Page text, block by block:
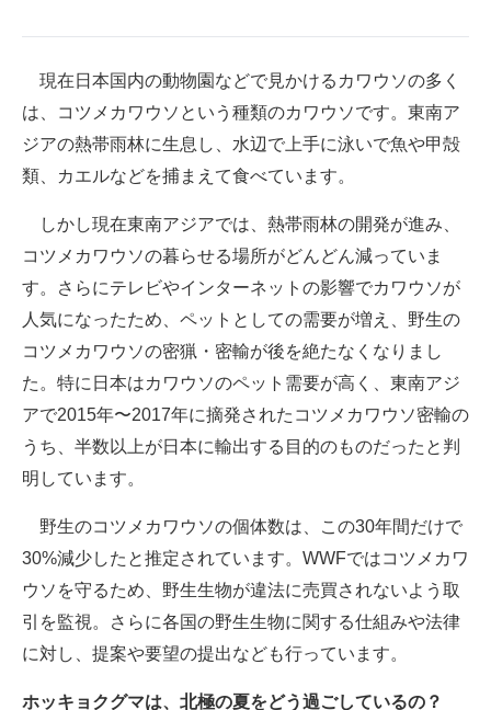
現在日本国内の動物園などで見かけるカワウソの多く
は、コツメカワウソという種類のカワウソです。東南ア
ジアの熱帯雨林に生息し、水辺で上手に泳いで魚や甲殻
類、カエルなどを捕まえて食べています。
しかし現在東南アジアでは、熱帯雨林の開発が進み、
コツメカワウソの暮らせる場所がどんどん減っていま
す。さらにテレビやインターネットの影響でカワウソが
人気になったため、ペットとしての需要が増え、野生の
コツメカワウソの密猟・密輸が後を絶たなくなりまし
た。特に日本はカワウソのペット需要が高く、東南アジ
アで2015年〜2017年に摘発されたコツメカワウソ密輸の
うち、半数以上が日本に輸出する目的のものだったと判
明しています。
野生のコツメカワウソの個体数は、この30年間だけで
30%減少したと推定されています。WWFではコツメカワ
ウソを守るため、野生生物が違法に売買されないよう取
引を監視。さらに各国の野生生物に関する仕組みや法律
に対し、提案や要望の提出なども行っています。
ホッキョクグマは、北極の夏をどう過ごしているの？